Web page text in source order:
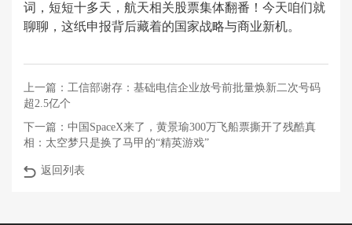
词，短短十多天，航天相关股票集体翻番！今天咱们就
聊聊，这纸申报背后藏着的国家战略与商业新机。
上一篇： 工信部谢存：基础电信企业放号前批量焕新二次号码
超2.5亿个
下一篇： 中国SpaceX来了，黄景瑜300万飞船票撕开了残酷真
相：太空梦只是换了马甲的“精英游戏”
返回列表